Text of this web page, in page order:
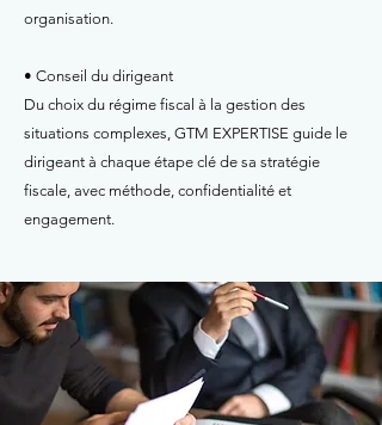
organisation.
• Conseil du dirigeant
Du choix du régime fiscal à la gestion des
situations complexes, GTM EXPERTISE guide le
dirigeant à chaque étape clé de sa stratégie
fiscale, avec méthode, confidentialité et
engagement.